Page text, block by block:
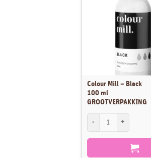
Colour Mill – Black
100 ml
GROOTVERPAKKING